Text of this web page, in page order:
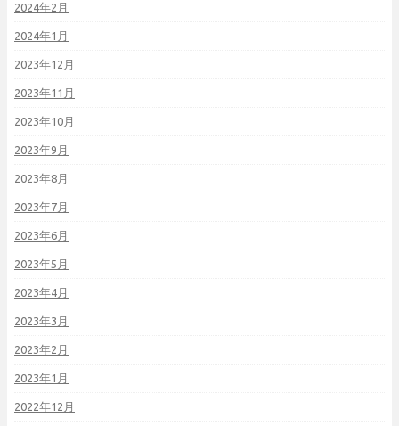
2024年2月
2024年1月
2023年12月
2023年11月
2023年10月
2023年9月
2023年8月
2023年7月
2023年6月
2023年5月
2023年4月
2023年3月
2023年2月
2023年1月
2022年12月